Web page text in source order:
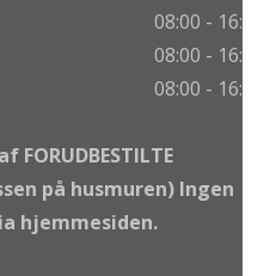
08:00 - 16:00
08:00 - 16:00
08:00 - 16:00
på husmuren) Ingen
hjemmesiden.